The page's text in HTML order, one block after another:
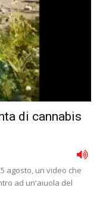
di cannabis
agosto, un video che
ad un'aiuola del